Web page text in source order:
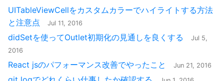
UITableViewCellをカスタムカラーでハイライトする方法
と注意点
Jul 11, 2016
didSetを使ってOutlet初期化の見通しを良くする
Jul 5,
2016
React jsのパフォーマンス改善でやったこと Jun 21, 2016